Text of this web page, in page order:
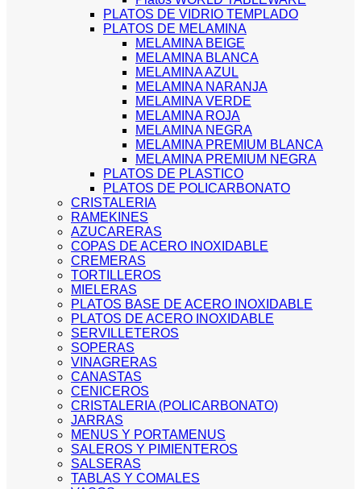
PLATOS DE VIDRIO TEMPLADO
PLATOS DE MELAMINA
MELAMINA BEIGE
MELAMINA BLANCA
MELAMINA AZUL
MELAMINA NARANJA
MELAMINA VERDE
MELAMINA ROJA
MELAMINA NEGRA
MELAMINA PREMIUM BLANCA
MELAMINA PREMIUM NEGRA
PLATOS DE PLASTICO
PLATOS DE POLICARBONATO
CRISTALERIA
RAMEKINES
AZUCARERAS
COPAS DE ACERO INOXIDABLE
CREMERAS
TORTILLEROS
MIELERAS
PLATOS BASE DE ACERO INOXIDABLE
PLATOS DE ACERO INOXIDABLE
SERVILLETEROS
SOPERAS
VINAGRERAS
CANASTAS
CENICEROS
CRISTALERIA (POLICARBONATO)
JARRAS
MENUS Y PORTAMENUS
SALEROS Y PIMIENTEROS
SALSERAS
TABLAS Y COMALES